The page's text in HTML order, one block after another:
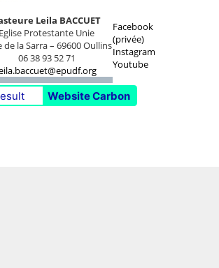
Leila BACCUET
Eglise Protestante Unie
de la Sarra – 69600 Oullins
06 38 93 52 71
Facebook
(privée)
Instagram
Youtube
Website Carbon